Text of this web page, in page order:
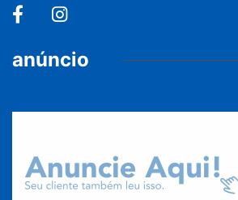
anúncio